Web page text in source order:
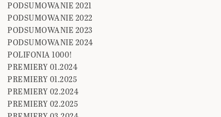
PODSUMOWANIE 2021
PODSUMOWANIE 2022
PODSUMOWANIE 2023
PODSUMOWANIE 2024
POLIFONIA 1000!
PREMIERY 01.2024
PREMIERY 01.2025
PREMIERY 02.2024
PREMIERY 02.2025